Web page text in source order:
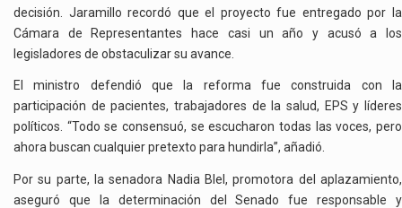
decisión. Jaramillo recordó que el proyecto fue entregado por la
Cámara de Representantes hace casi un año y acusó a los
legisladores de obstaculizar su avance.
El ministro defendió que la reforma fue construida con la
participación de pacientes, trabajadores de la salud, EPS y líderes
políticos. “Todo se consensuó, se escucharon todas las voces, pero
ahora buscan cualquier pretexto para hundirla”, añadió.
Por su parte, la senadora Nadia Blel, promotora del aplazamiento,
aseguró que la determinación del Senado fue responsable y